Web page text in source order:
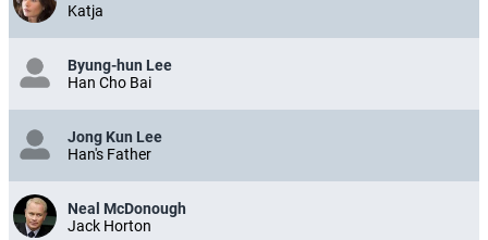
Katja
Byung-hun Lee
Han Cho Bai
Jong Kun Lee
Han's Father
Neal McDonough
Jack Horton